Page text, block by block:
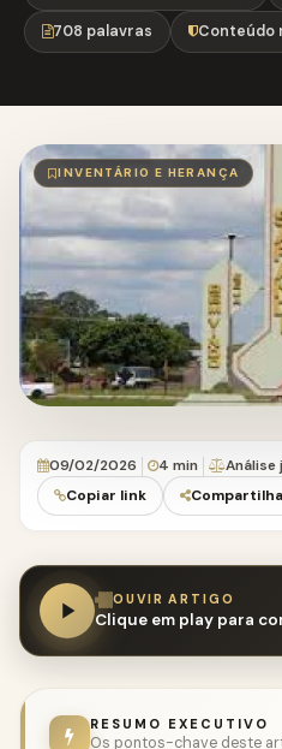
708 palavras Conteúdo
INVENTÁRIO E HERANÇA
09/02/2026 4 min
Análise
Copiar link
OUVIR ARTIGO
Clique em play para
RESUMO EXECUTIVO
Os pontos-chave deste